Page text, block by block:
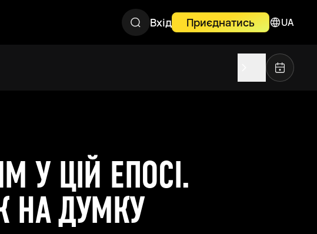
Вхід Приєднатись UA
У ЦІЙ ЕПОСІ.
НА ДУМКУ